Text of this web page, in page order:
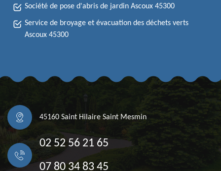
Société de pose d'abris de jardin Ascoux 45300
Service de broyage et évacuation des déchets verts
Ascoux 45300
45160 Saint Hilaire Saint Mesmin
02 52 56 21 65
07 80 34 83 45